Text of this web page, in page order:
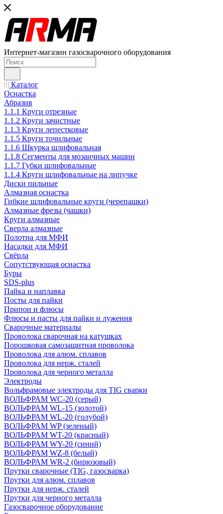
Интернет-магазин газосварочного оборудования
Каталог
Оснастка
Абразив
1.1.1 Круги отрезные
1.1.2 Круги зачистные
1.1.3 Круги лепестковые
1.1.5 Круги точильные
1.1.6 Шкурка шлифовальная
1.1.8 Сегменты для мозаичных машин
1.1.7 Губки шлифовальные
1.1.4 Круги шлифовальные на липучке
Диски пильные
Алмазная оснастка
Гибкие шлифовальные круги (черепашки)
Алмазные фрезы (чашки)
Круги алмазные
Сверла алмазные
Полотна для МФИ
Насадки для МФИ
Свёрла
Сопутствующая оснастка
Буры
SDS-plus
Пайка и наплавка
Посты для пайки
Припои и флюсы
Флюсы и пасты для пайки и лужения
Сварочные материалы
Проволока сварочная на катушках
Порошковая самозащитная проволока
Проволока для алюм. сплавов
Проволока для нерж. сталей
Проволока для черного металла
Электроды
Вольфрамовые электроды для TIG сварки
ВОЛЬФРАМ WC-20 (серый)
ВОЛЬФРАМ WL-15 (золотой)
ВОЛЬФРАМ WL-20 (голубой)
ВОЛЬФРАМ WP (зеленый)
ВОЛЬФРАМ WT-20 (красный)
ВОЛЬФРАМ WY-20 (синий)
ВОЛЬФРАМ WZ-8 (белый)
ВОЛЬФРАМ WR-2 (бирюзовый)
Прутки сварочные (TIG, газосварка)
Прутки для алюм. сплавов
Прутки для нерж. сталей
Прутки для черного металла
Газосварочное оборудование